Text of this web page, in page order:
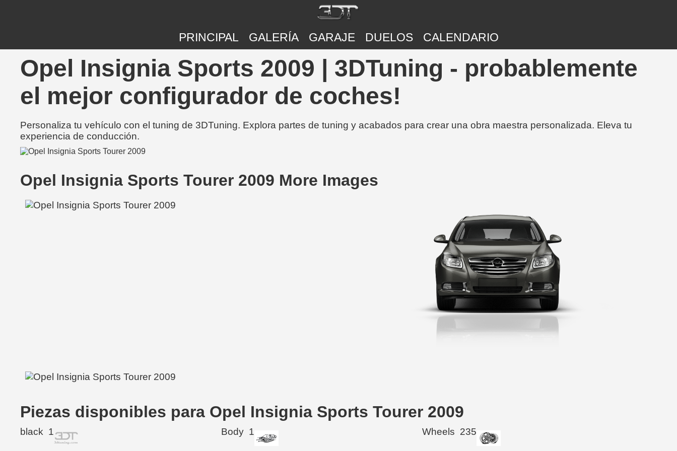
PRINCIPAL GALERÍA GARAJE DUELOS CALENDARIO
Opel Insignia Sports 2009 | 3DTuning - probablemente
el mejor configurador de coches!
Personaliza tu vehículo con el tuning de 3DTuning. Explora partes de tuning y acabados para crear una obra maestra personalizada. Eleva tu
experiencia de conducción.
Opel Insignia Sports Tourer 2009 More Images
Piezas disponibles para Opel Insignia Sports Tourer 2009
black 1 Body 1 Wheels 235